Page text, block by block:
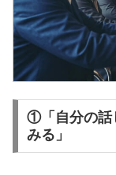
①「自分の話
みる」